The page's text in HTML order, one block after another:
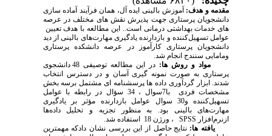
مقدمه و هدف: آموزش بالینی ایده آل، همان فرآیند آماده سازی
دانشجویان پرستاری جهت پذیرش نقش های مختلف در عرصه
های خدمات بهداشتی درمانی است.. این مطالعه با هدف تعیین
عوامل تسهیل‌کننده و بازدارنده یادگیری مهارت‌های بالینی از دید
دانشجویان پرستاری کارآموز در عرصه دانشکده پرستاری
ومامایی سنندج انجام شد.
مواد و روش ها:
در این مطالعه توصیفی 48 دانشجوی
پرستاری به صورت نمونه گیری آسان و در دسترس انتخاب
شدند. ابزار گردآوری داده ها پرسشنامه ای مشتمل برسه بخش
مشخصات فردی با7سوال ، 34 سؤال در رابطه با عوامل
تسهیل‌کننده و30 سوال عوامل بازدارنده مؤثر بر یادگیری
مهارت‌های بالینی بود. به منظور تجزیه و تحلیل داده‌ها
ازنرم‌افزار SPSS، ورژن 18 استفاده شد.
یافته ها:نتایج حاصل از این بررسی نشان دادکه مهمترین